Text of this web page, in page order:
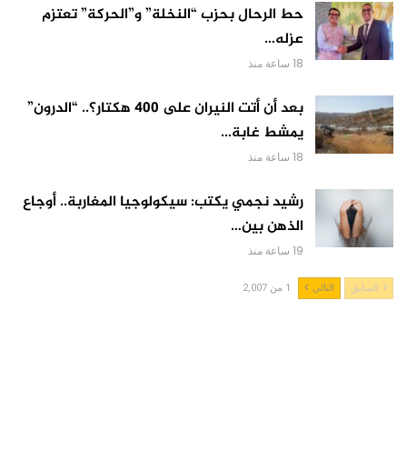
حط الرحال بحزب “النخلة” و”الحركة” تعتزم
عزله…
18 ساعة منذ
بعد أن أتت النيران على 400 هكتار؟.. “الدرون”
يمشط غابة…
18 ساعة منذ
رشيد نجمي يكتب: سيكولوجيا المغاربة.. أوجاع
الذهن بين…
19 ساعة منذ
السابق التالي 1 من 2,007